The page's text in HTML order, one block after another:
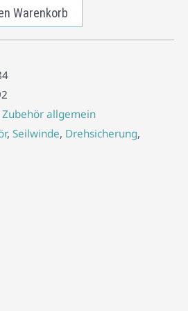
Warenkorb
Zubehör allgemein
, Seilwinde, Drehsicherung,